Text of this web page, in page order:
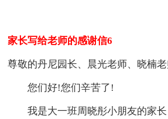
家长写给老师的感谢信6
尊敬的丹尼园长、晨光老师、晓楠
您们好!您们辛苦了!
我是大一班周晓彤小朋友的家长